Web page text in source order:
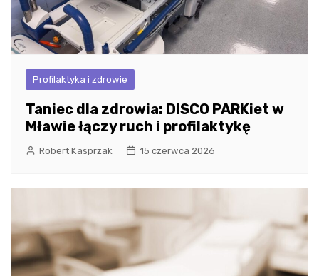
Profilaktyka i zdrowie
Taniec dla zdrowia: DISCO PARKiet w
Mławie łączy ruch i profilaktykę
Robert Kasprzak 15 czerwca 2026